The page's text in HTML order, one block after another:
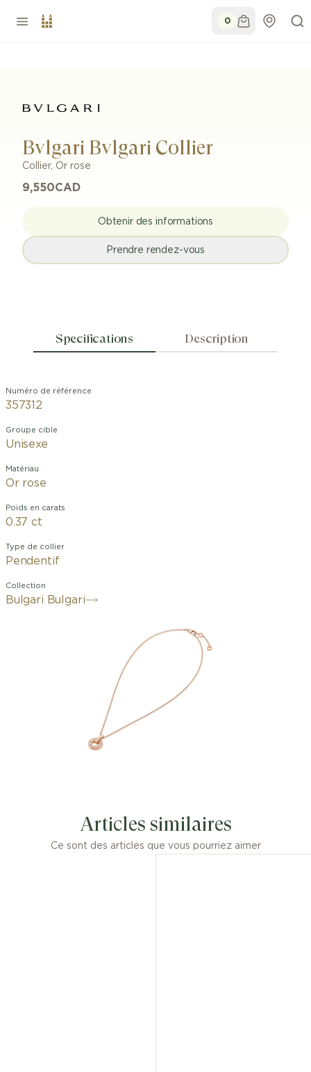
0
Bvlgari Bvlgari Collier
Collier, Or rose
9,550CAD
Obtenir des informations
Prendre rendez-vous
Specifications Description
Numéro de référence
357312
Groupe cible
Unisexe
Matériau
Or rose
Poids en carats
0.37 ct
Type de collier
Pendentif
Collection
Bulgari Bulgari
Articles similaires
Ce sont des articles que vous pourriez aimer